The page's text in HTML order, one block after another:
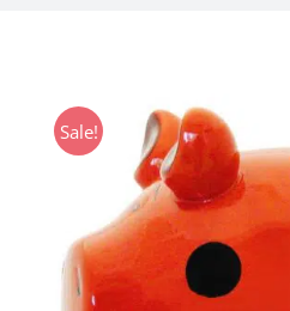
Sale!